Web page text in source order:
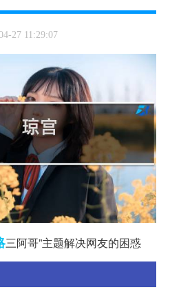
27 11:29:07
三阿哥”主题解决网友的困惑